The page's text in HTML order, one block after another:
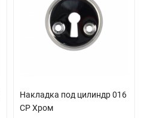
Накладка под цилиндр 016
CP Хром